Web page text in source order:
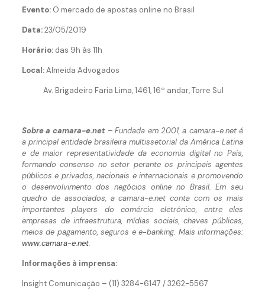
Evento:O mercado de apostas online no Brasil
Data:23/05/2019
Horário:das 9h às 11h
Local:Almeida Advogados
Av. Brigadeiro Faria Lima, 1461, 16º andar, Torre Sul
Sobre a camara-e.net– Fundada em 2001, a camara-e.net é
a principal entidade brasileira multissetorial da América Latina
e de maior representatividade da economia digital no País,
formando consenso no setor perante os principais agentes
públicos e privados, nacionais e internacionais e promovendo
o desenvolvimento dos negócios online no Brasil. Em seu
quadro de associados, a camara-e.net conta com os mais
importantes players do comércio eletrônico, entre eles
empresas de infraestrutura, mídias sociais, chaves públicas,
meios de pagamento, seguros e e-banking. Mais informações:
www.camara-e.net.
Informações à imprensa:
Insight Comunicação – (11) 3284-6147 / 3262-5567